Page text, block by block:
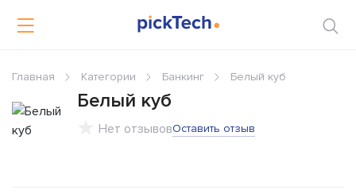
Главная Категории Банкинг Белый куб
Белый куб
Нет отзывовОставить отзыв